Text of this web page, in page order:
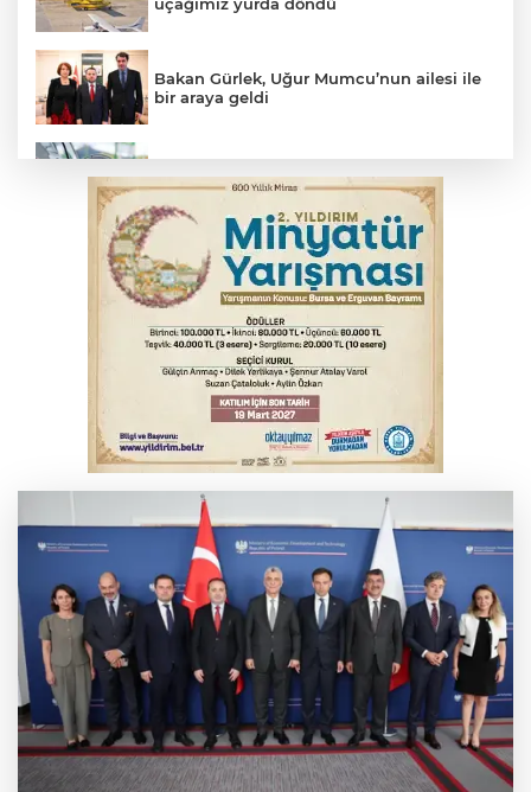
Bakan Gürlek, Uğur Mumcu’nun ailesi ile
bir araya geldi
yansıyacak mı?
YENİ Parti Genel Başkanı Özel'den
Çerçeve Yasa yorumu
Serbest piyasada döviz fiyatları
Serbest piyasada altın fiyatları...